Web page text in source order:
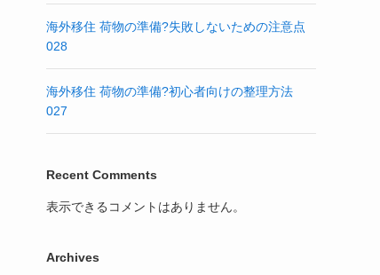
海外移住 荷物の準備?失敗しないための注意点
028
海外移住 荷物の準備?初心者向けの整理方法
027
Recent Comments
表示できるコメントはありません。
Archives